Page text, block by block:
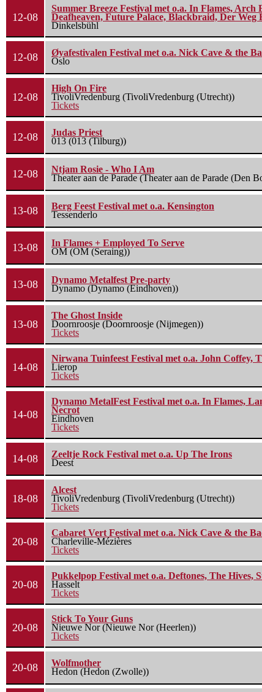
12-08
Summer Breeze Festival met o.a. In Flames,
Deafheaven, Future Palace, Blackbraid, Der
Dinkelsbühl
12-08
Øyafestivalen Festival met o.a. Nick Cave & the
Oslo
12-08
High On Fire
TivoliVredenburg (TivoliVredenburg (Utrecht))
Tickets
12-08
Judas Priest
013 (013 (Tilburg))
12-08
Ntjam Rosie - Who I Am
Theater aan de Parade (Theater aan de Parade (Den
13-08
Berg Feest Festival met o.a. Kensington
Tessenderlo
13-08
In Flames + Employed To Serve
OM (OM (Seraing))
13-08
Dynamo Metalfest Pre-party
Dynamo (Dynamo (Eindhoven))
13-08
The Ghost Inside
Doornroosje (Doornroosje (Nijmegen))
Tickets
14-08
Nirwana Tuinfeest Festival met o.a. John Coffey,
Lierop
Tickets
14-08
Dynamo MetalFest Festival met o.a. In Flames,
Necrot
Eindhoven
Tickets
14-08
Zeeltje Rock Festival met o.a. Up The Irons
Deest
18-08
Alcest
TivoliVredenburg (TivoliVredenburg (Utrecht))
Tickets
20-08
Cabaret Vert Festival met o.a. Nick Cave & the
Charleville-Mézières
Tickets
20-08
Pukkelpop Festival met o.a. Deftones, The Hives,
Hasselt
Tickets
20-08
Stick To Your Guns
Nieuwe Nor (Nieuwe Nor (Heerlen))
Tickets
20-08
Wolfmother
Hedon (Hedon (Zwolle))